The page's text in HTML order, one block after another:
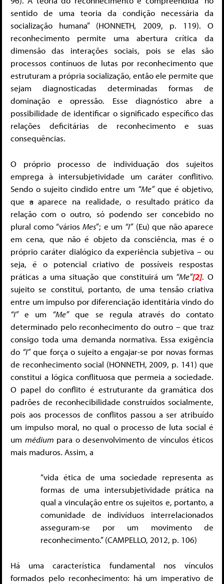
sentido de uma teoria da condição necessária da
socialização humana” (HONNETH, 2009, p. 119). O
reconhecimento permite uma abertura crítica da
dimensão das interações sociais, pois se elas são
processos contínuos de lutas por reconhecimento que
estruturam a própria socialização, então ele permite que
sejam diagnosticadas determinadas formas de
dominação e opressão. Esse diagnóstico abre a
possibilidade de identificar o significado específico das
relações deficitárias de reconhecimento e suas
consequências.
O próprio processo de individuação dos sujeitos
emprega à intersubjetividade um caráter conflitivo.
Sendo o sujeito cindido entre um “Me”que é objetivo,
queaaparece na realidade, o resultado prático da
relação com o outro, só podendo ser concebido no
plural como “váriosMes”; e um “I”(Eu) que não aparece
em cena, que não é objeto da consciência, mas é o
próprio caráter dialógico da experiência subjetiva – ou
seja, é o potencial criativo de possíveis respostas
práticas a uma situação que constituirá um “Me”[2]. O
sujeito se constitui, portanto, de uma tensão criativa
entre um impulso por diferenciação identitária vindo do
“I”e um “Me”que se regula através do contato
determinado pelo reconhecimento do outro – que traz
consigo toda uma demanda normativa. Essa exigência
do “I”que força o sujeito a engajar-se por novas formas
de reconhecimento social (HONNETH, 2009, p. 141) que
constitui a lógica conflituosa que permeia a sociedade.
O papel do conflito é estruturante da gramática dos
padrões de reconhecibilidade construídos socialmente,
pois aos processos de conflitos passou a ser atribuído
um impulso moral, no qual o processo de luta social é
um médium para o desenvolvimento de vínculos éticos
mais maduros. Assim, a
“vida ética de uma sociedade representa as
formas de uma intersubjetividade prática na
qual a vinculação entre os sujeitos e, portanto, a
comunidade de indivíduos interrelacionados
asseguram-se por um movimento de
reconhecimento.” (CAMPELLO, 2012, p. 106)
Há uma característica fundamental nos vínculos
formados pelo reconhecimento: há um imperativo de